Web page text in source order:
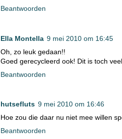
Beantwoorden
Ella Montella 9 mei 2010 om 16:45
Oh, zo leuk gedaan!!
Goed gerecycleerd ook! Dit is toch
Beantwoorden
hutsefluts 9 mei 2010 om 16:46
Hoe zou die daar nu niet mee willen
Beantwoorden